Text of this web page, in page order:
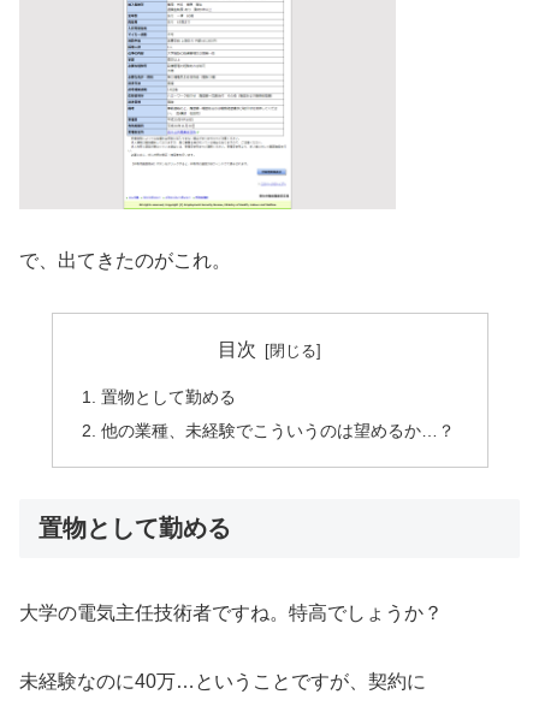
で、出てきたのがこれ。
目次
置物として勤める
他の業種、未経験でこういうのは望めるか…？
置物として勤める
大学の電気主任技術者ですね。特高でしょうか？
未経験なのに40万…ということですが、契約に